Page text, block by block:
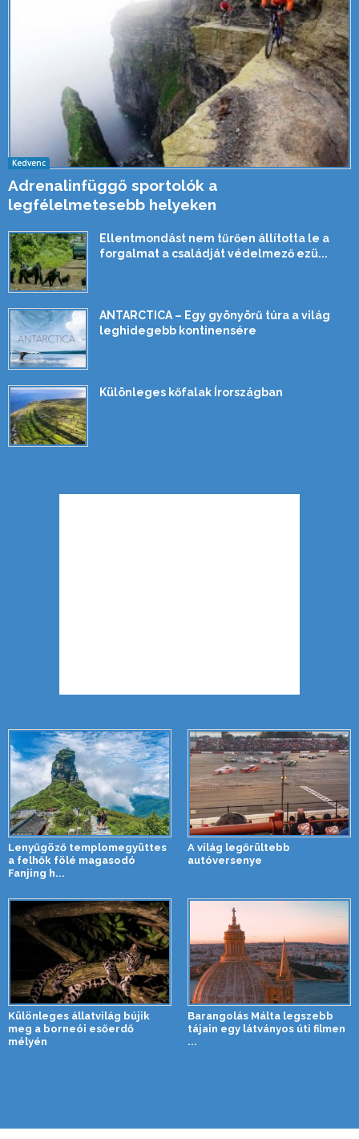
Kedvenc
Adrenalinfüggő sportolók a
legfélelmetesebb helyeken
Ellentmondást nem tűrően állította le a
forgalmat a családját védelmező ezü...
ANTARCTICA – Egy gyönyörű túra a világ
leghidegebb kontinensére
Különleges kőfalak Írországban
Lenyűgöző templomegyüttes
a felhők fölé magasodó
Fanjing h...
A világ legőrültebb
autóversenye
Különleges állatvilág bújik
meg a borneói esőerdő
mélyén
Barangolás Málta legszebb
tájain egy látványos úti filmen
...